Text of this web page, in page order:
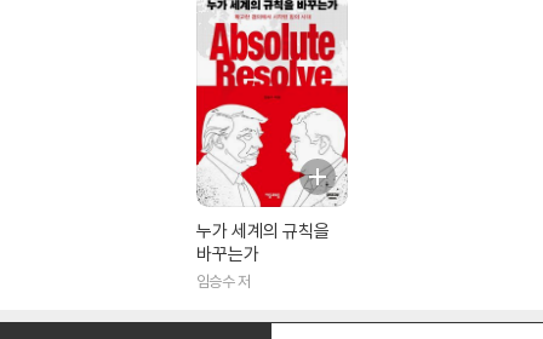
누가 세계의 규칙을
바꾸는가
임승수 저